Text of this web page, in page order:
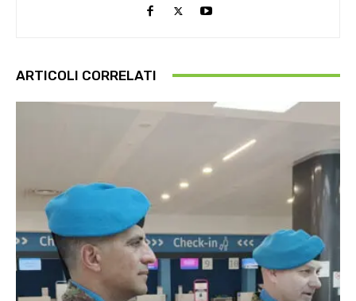
ARTICOLI CORRELATI